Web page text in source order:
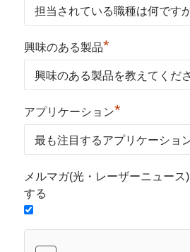
興味のある製品*
アプリケーション*
メルマガ(光・レーザーニュース
する